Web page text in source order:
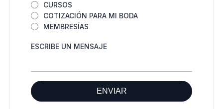
CURSOS
COTIZACIÓN PARA MI BODA
MEMBRESÍAS
ESCRIBE UN MENSAJE
ENVIAR